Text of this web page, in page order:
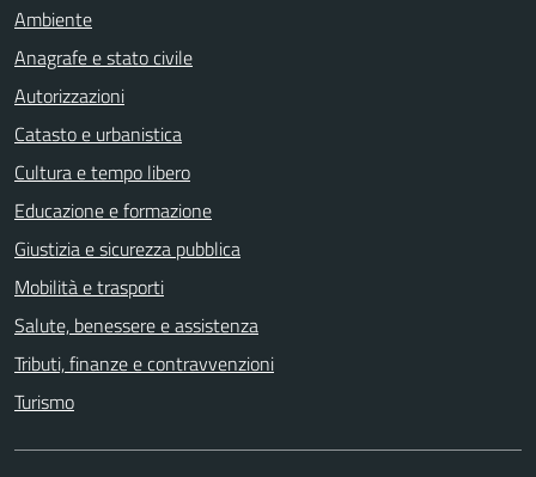
Ambiente
Anagrafe e stato civile
Autorizzazioni
Catasto e urbanistica
Cultura e tempo libero
Educazione e formazione
Giustizia e sicurezza pubblica
Mobilità e trasporti
Salute, benessere e assistenza
Tributi, finanze e contravvenzioni
Turismo